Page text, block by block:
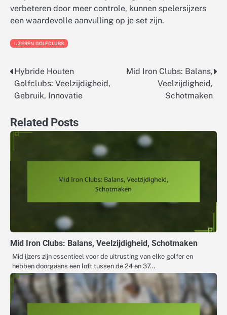
verbeteren door meer controle, kunnen spelersijzers
een waardevolle aanvulling op je set zijn.
IJZEREN GOLFCLUBS
Post
navigation
Hybride Houten
Golfclubs: Veelzijdigheid,
Gebruik, Innovatie
Mid Iron Clubs: Balans,
Veelzijdigheid,
Schotmaken
Related Posts
Mid Iron Clubs: Balans, Veelzijdigheid, Schotmaken
Mid ijzers zijn essentieel voor de uitrusting van elke golfer en
hebben doorgaans een loft tussen de 24 en 37…